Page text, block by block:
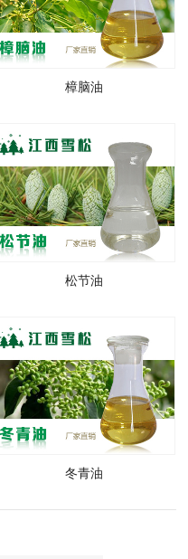
樟脑油
松节油
冬青油